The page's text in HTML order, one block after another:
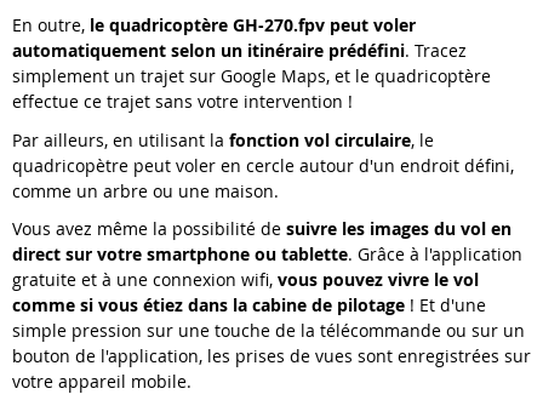
En outre, le quadricoptère GH-270.fpv peut voler
automatiquement selon un itinéraire prédéfini. Tracez
simplement un trajet sur Google Maps, et le quadricoptère
effectue ce trajet sans votre intervention !
Par ailleurs, en utilisant la fonction vol circulaire, le
quadricopètre peut voler en cercle autour d'un endroit défini,
comme un arbre ou une maison.
Vous avez même la possibilité de suivre les images du vol en
direct sur votre smartphone ou tablette. Grâce à l'application
gratuite et à une connexion wifi, vous pouvez vivre le vol
comme si vous étiez dans la cabine de pilotage ! Et d'une
simple pression sur une touche de la télécommande ou sur un
bouton de l'application, les prises de vues sont enregistrées sur
votre appareil mobile.